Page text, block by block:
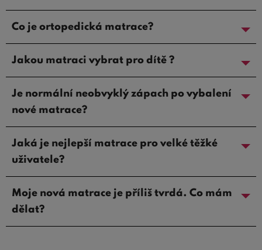
Co je ortopedická matrace?
Jakou matraci vybrat pro dítě ?
Je normální neobvyklý zápach po vybalení
nové matrace?
Jaká je nejlepší matrace pro velké těžké
uživatele?
Moje nová matrace je příliš tvrdá. Co mám
dělat?